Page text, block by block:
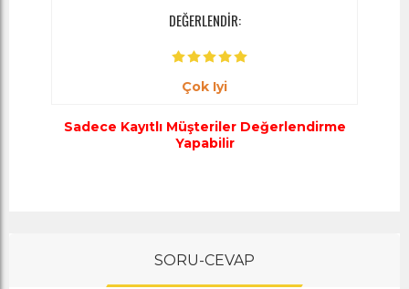
DEĞERLENDİR:
Çok Iyi
Sadece Kayıtlı Müşteriler Değerlendirme
Yapabilir
SORU-CEVAP